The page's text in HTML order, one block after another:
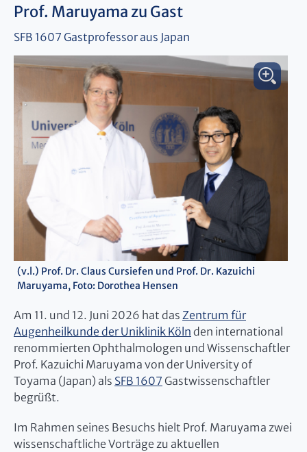
Prof. Maruyama zu Gast
SFB 1607 Gastprofessor aus Japan
(v.l.) Prof. Dr. Claus Cursiefen und Prof. Dr. Kazuichi
Maruyama, Foto: Dorothea Hensen
Am 11. und 12. Juni 2026 hat das Zentrum für
Augenheilkunde der Uniklinik Köln den international
renommierten Ophthalmologen und Wissenschaftler
Prof. Kazuichi Maruyama von der University of
Toyama (Japan) als SFB 1607 Gastwissenschaftler
begrüßt.
Im Rahmen seines Besuchs hielt Prof. Maruyama zwei
wissenschaftliche Vorträge zu aktuellen